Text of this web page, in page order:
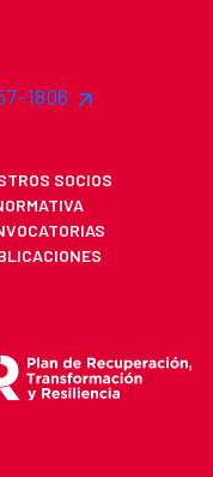
1806
SOCIOS